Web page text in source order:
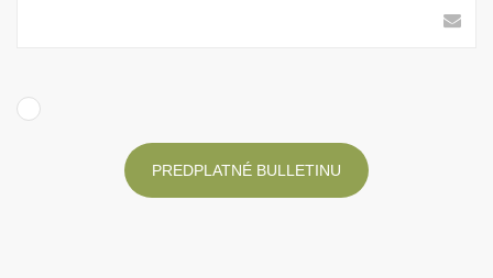
PREDPLATNÉ BULLETINU